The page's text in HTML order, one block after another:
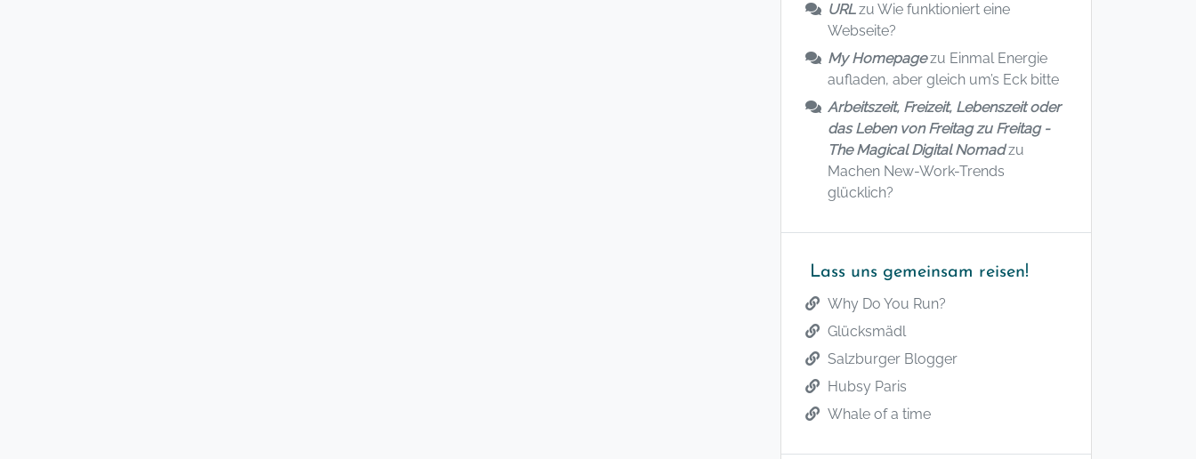
URLzu Wie funktioniert eine
Webseite?
My Homepagezu Einmal Energie
aufladen, aber gleich um’s Eck bitte
Arbeitszeit, Freizeit, Lebenszeit oder
das Leben von Freitag zu Freitag -
The Magical Digital Nomadzu
Machen New-Work-Trends
glücklich?
Lass uns gemeinsam reisen!
Why Do You Run?
Glücksmädl
Salzburger Blogger
Hubsy Paris
Whale of a time